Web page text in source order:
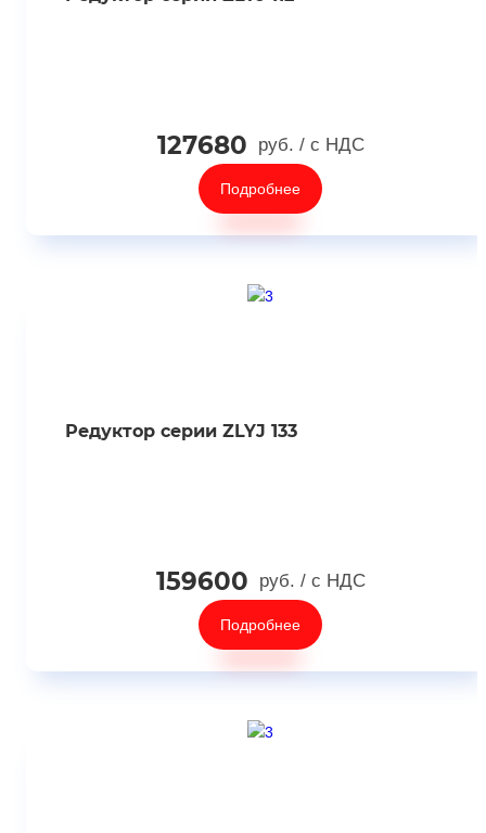
127680 руб. / с НДС
Подробнее
Редуктор серии ZLYJ 133
159600 руб. / с НДС
Подробнее